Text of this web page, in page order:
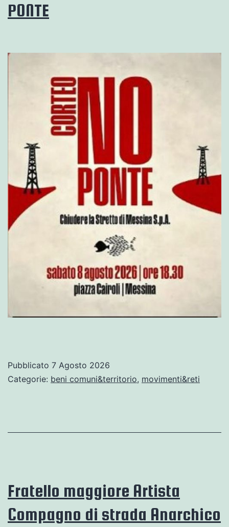
PONTE
Pubblicato 7 Agosto 2026
Categorie: beni comuni&territorio, movimenti&reti
Fratello maggiore Artista
Compagno di strada Anarchico